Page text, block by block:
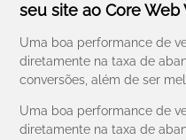
seu site ao Core Web
Uma boa performance de
diretamente na taxa de
conversões, além de ser
Uma boa performance de
diretamente na taxa de